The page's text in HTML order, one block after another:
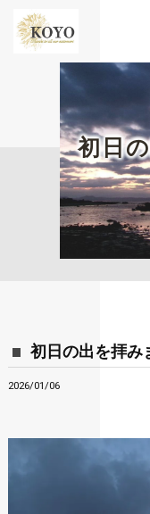
初日
初日の出を拝
2026/01/06